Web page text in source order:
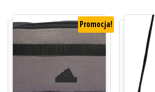
Promocja!